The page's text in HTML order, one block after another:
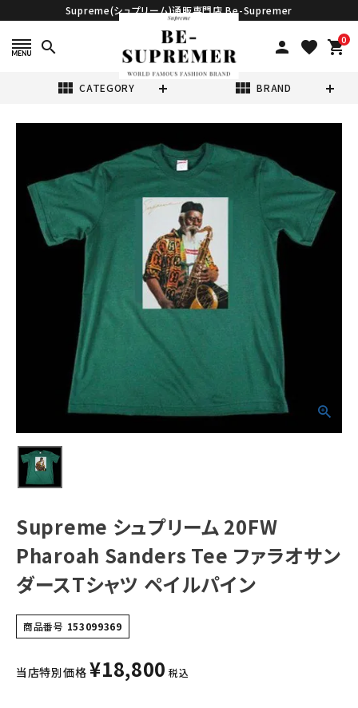
Supreme(シュプリーム)通販専門店 Be-Supremer
search person favorite 0
shopping_cart
view_module CATEGORY view_module BRAND
Sanders Tee フ
Tシャツ ペイルパ
NEW ITEMS
Tシャツ・ロングスリーブ
ジャケット・アウター
キャップ・ハット
ニット帽・ビーニー
バックパック・リュック
Supreme シュプリーム 20FW
Pharoah Sanders Tee ファラオサン
ダースTシャツ ペイルパイン
商品番号 153099369
当店特別価格 ¥18,800 税込